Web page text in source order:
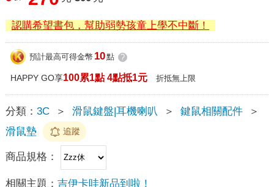
認購希望書包，幫助弱勢孩童上學不中斷！
預計最高可得金幣 10點 ?
HAPPY GO享100累1點 4點抵1元 折抵無上限
分類： 3C ＞ 滑鼠鍵盤|耳機喇叭 ＞ 鍵鼠相關配件
＞
滑鼠墊
追蹤
商品規格：
相關主題： 吉伊卡哇新品到啦！